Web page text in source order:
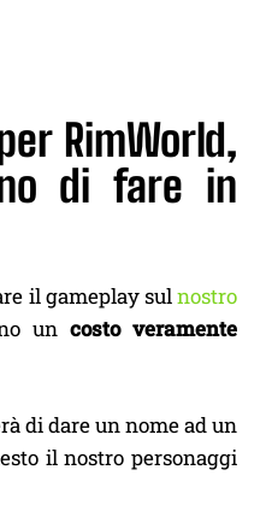
RimWorld,
di fare in
il gameplay sulnostro
un costo veramente
di dare un nome ad un
il nostro personaggi